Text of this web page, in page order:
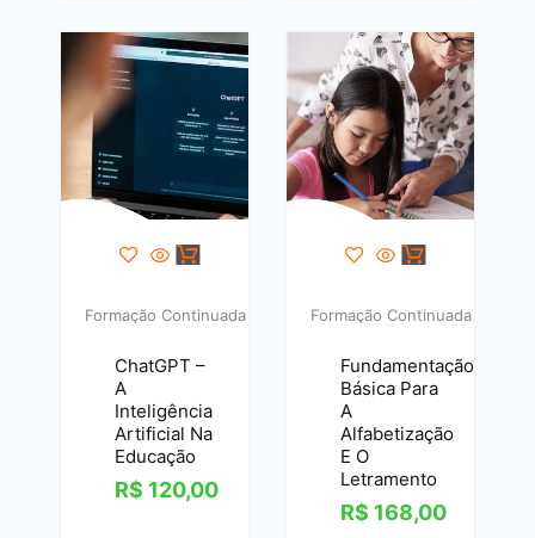
Formação Continuada
ChatGPT –
A
Inteligência
Artificial Na
Educação
R$ 120,00
Formação Continuada
Fundamentação
Básica Para
A
Alfabetização
E O
Letramento
R$ 168,00